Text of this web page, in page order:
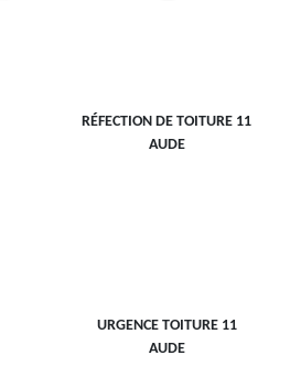
RÉFECTION DE TOITURE 11
AUDE
URGENCE TOITURE 11
AUDE